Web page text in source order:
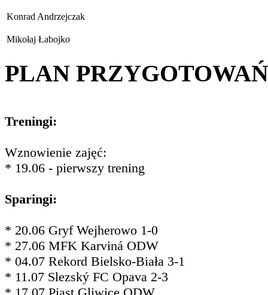
Konrad Andrzejczak
Mikołaj Łabojko
PLAN PRZYGOTOWAŃ
Treningi:
Wznowienie zajęć:
* 19.06 - pierwszy trening
Sparingi:
* 20.06 Gryf Wejherowo 1-0
* 27.06 MFK Karviná ODW
* 04.07 Rekord Bielsko-Biała 3-1
* 11.07 Slezský FC Opava 2-3